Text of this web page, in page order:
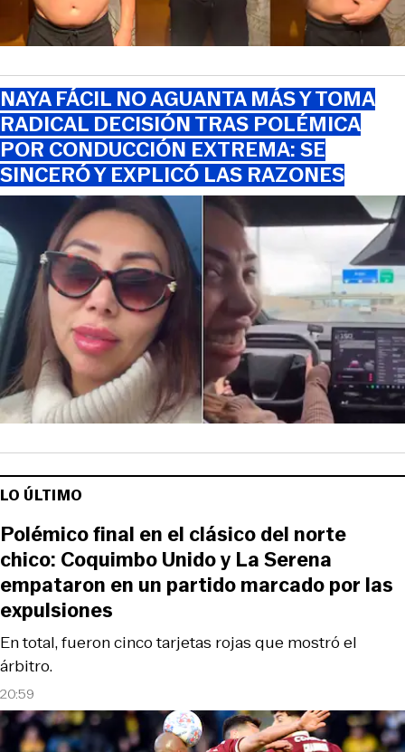
NAYA FÁCIL NO AGUANTA MÁS Y TOMA
RADICAL DECISIÓN TRAS POLÉMICA
POR CONDUCCIÓN EXTREMA: SE
SINCERÓ Y EXPLICÓ LAS RAZONES
LO ÚLTIMO
20:59
En total, fueron cinco tarjetas rojas que mostró el
árbitro.
Polémico final en el clásico del norte
chico: Coquimbo Unido y La Serena
empataron en un partido marcado por las
expulsiones